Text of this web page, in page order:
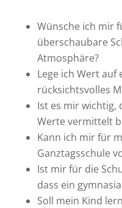
Wünsche ich mir
überschaubare
Atmosphäre?
Lege ich Wert
rücksichtsvolles
Ist es mir wichtig,
Werte vermittelt
Kann ich mir für
Ganztagsschule
Ist mir für die
dass ein
Soll mein Kind